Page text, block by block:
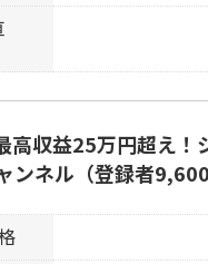
高収益25万円超え！
ンネル（登録者9,600